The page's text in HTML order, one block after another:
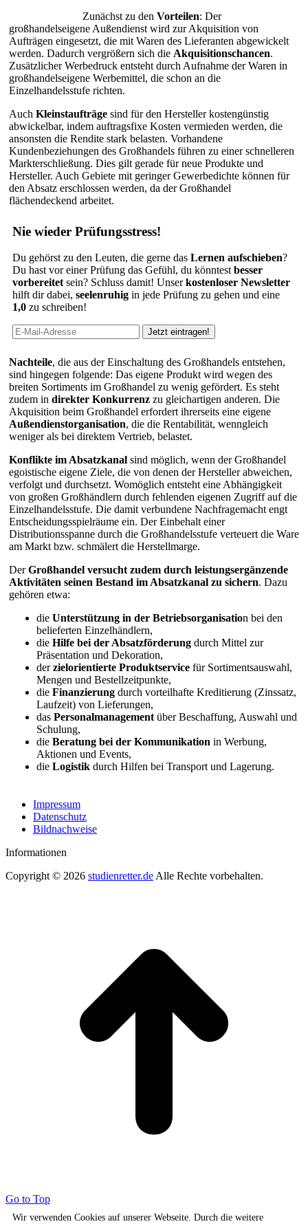
Zunächst zu den Vorteilen: Der
großhandelseigene Außendienst wird zur Akquisition von
Aufträgen eingesetzt, die mit Waren des Lieferanten abgewickelt
werden. Dadurch vergrößern sich die Akquisitionschancen.
Zusätzlicher Werbedruck entsteht durch Aufnahme der Waren in
großhandelseigene Werbemittel, die schon an die
Einzelhandelsstufe richten.
Auch Kleinstaufträge sind für den Hersteller kostengünstig
abwickelbar, indem auftragsfixe Kosten vermieden werden, die
ansonsten die Rendite stark belasten. Vorhandene
Kundenbeziehungen des Großhandels führen zu einer schnelleren
Markterschließung. Dies gilt gerade für neue Produkte und
Hersteller. Auch Gebiete mit geringer Gewerbedichte können für
den Absatz erschlossen werden, da der Großhandel
flächendeckend arbeitet.
Nie wieder Prüfungsstress!
Du gehörst zu den Leuten, die gerne das Lernen aufschieben?
Du hast vor einer Prüfung das Gefühl, du könntest besser
vorbereitet sein? Schluss damit! Unserkostenloser Newsletter
hilft dir dabei, seelenruhig in jede Prüfung zu gehen und eine
1,0 zu schreiben!
Nachteile, die aus der Einschaltung des Großhandels entstehen,
sind hingegen folgende: Das eigene Produkt wird wegen des
breiten Sortiments im Großhandel zu wenig gefördert. Es steht
zudem in direkter Konkurrenz zu gleichartigen anderen. Die
Akquisition beim Großhandel erfordert ihrerseits eine eigene
Außendienstorganisation, die die Rentabilität, wenngleich
weniger als bei direktem Vertrieb, belastet.
Konflikte im Absatzkanal sind möglich, wenn der Großhandel
egoistische eigene Ziele, die von denen der Hersteller abweichen,
verfolgt und durchsetzt. Womöglich entsteht eine Abhängigkeit
von großen Großhändlern durch fehlenden eigenen Zugriff auf die
Einzelhandelsstufe. Die damit verbundene Nachfragemacht engt
Entscheidungsspielräume ein. Der Einbehalt einer
Distributionsspanne durch die Großhandelsstufe verteuert die Ware
am Markt bzw. schmälert die Herstellmarge.
DerGroßhandel versucht zudem durch leistungsergänzende
Aktivitäten seinen Bestand im Absatzkanal zu sichern. Dazu
gehören etwa:
die Unterstützung in der Betriebsorganisation bei den
belieferten Einzelhändlern,
die Hilfe bei der Absatzförderung durch Mittel zur
Präsentation und Dekoration,
derzielorientierte Produktservice für Sortimentsauswahl,
Mengen und Bestellzeitpunkte,
die Finanzierung durch vorteilhafte Kreditierung (Zinssatz,
Laufzeit) von Lieferungen,
das Personalmanagement über Beschaffung, Auswahl und
Schulung,
die Beratung bei der Kommunikation in Werbung,
Aktionen und Events,
die Logistik durch Hilfen bei Transport und Lagerung.
Impressum
Datenschutz
Bildnachweise
Informationen
Copyright © 2026 studienretter.de Alle Rechte vorbehalten.
Go to Top
Wir verwenden Cookies auf unserer Webseite. Durch die weitere